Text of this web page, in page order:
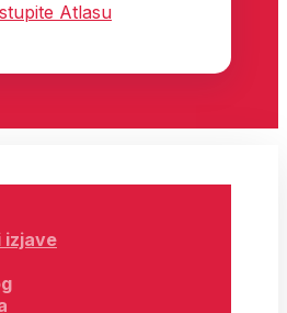
Atlasu
izjave